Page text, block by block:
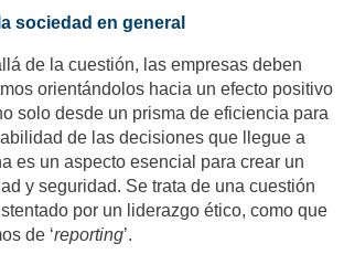
sociedad en general
de la cuestión, las empresas deben
orientándolos hacia un efecto positivo
solo desde un prisma de eficiencia para
de las decisiones que llegue a
es un aspecto esencial para crear un
y seguridad. Se trata de una cuestión
por un liderazgo ético, como que
de ‘reporting’.